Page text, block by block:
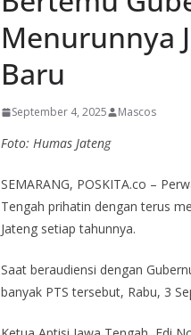
Menurunnya
Baru
September 4, 2025 Mascos
Foto: Humas Jateng
SEMARANG, POSKITA.co –
Tengah prihatin dengan terus
Jateng setiap tahunnya.
Saat beraudiensi dengan
banyak PTS tersebut, Rabu, 3